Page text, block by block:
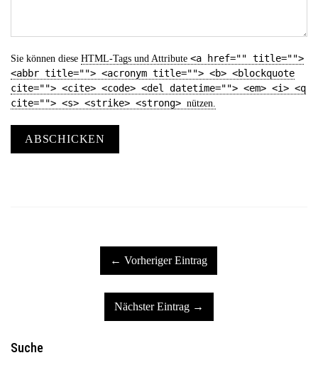
Sie können diese HTML-Tags und Attribute <a href="" title="">
<abbr title=""> <acronym title=""> <b> <blockquote
cite=""> <cite> <code> <del datetime=""> <em> <i> <q
cite=""> <s> <strike> <strong> nützen.
ABSCHICKEN
← Vorheriger Eintrag
Nächster Eintrag →
Suche